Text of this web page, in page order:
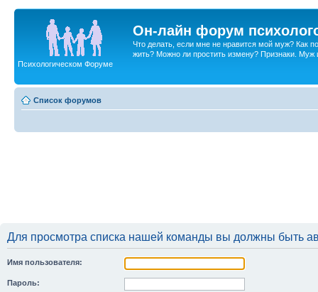
Он-лайн форум
Что делать, если мне не нравится мой муж? Как
жить? Можно ли простить измену? Признаки. Муж
Психологическом Форуме
Список форумов
Для просмотра списка нашей команды вы должны быть
Имя пользователя:
Пароль: